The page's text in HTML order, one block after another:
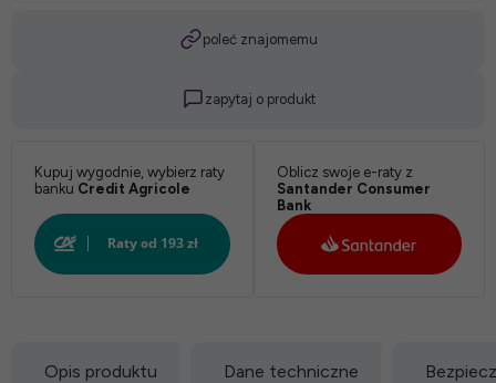
poleć znajomemu
zapytaj o produkt
Kupuj wygodnie, wybierz raty
banku Credit Agricole
Oblicz swoje e-raty z
Santander Consumer
Bank
Opis produktu Dane techniczne